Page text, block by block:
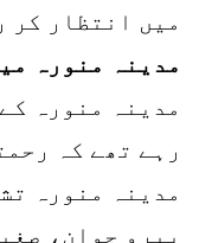
میں انتظار کر
مدینہ منورہ
مدینہ منورہ
رہے تھے کہ
مدینہ منورہ
پیرو جوان،